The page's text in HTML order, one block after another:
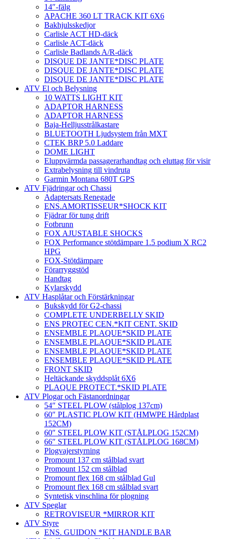
14″-fälg
APACHE 360 LT TRACK KIT 6X6
Bakhjulsskedjor
Carlisle ACT HD-däck
Carlisle ACT-däck
Carlisle Badlands A/R-däck
DISQUE DE JANTE*DISC PLATE
DISQUE DE JANTE*DISC PLATE
DISQUE DE JANTE*DISC PLATE
ATV El och Belysning
10 WATTS LIGHT KIT
ADAPTOR HARNESS
ADAPTOR HARNESS
Baja-Helljusstrålkastare
BLUETOOTH Ljudsystem från MXT
CTEK BRP 5.0 Laddare
DOME LIGHT
Eluppvärmda passagerarhandtag och eluttag för visir
Extrabelysning till vindruta
Garmin Montana 680T GPS
ATV Fjädringar och Chassi
Adaptersats Renegade
ENS.AMORTISSEUR*SHOCK KIT
Fjädrar för tung drift
Fotbrunn
FOX AJUSTABLE SHOCKS
FOX Performance stötdämpare 1.5 podium X RC2
HPG
FOX-Stötdämpare
Förarryggstöd
Handtag
Kylarskydd
ATV Hasplåtar och Förstärkningar
Bukskydd för G2-chassi
COMPLETE UNDERBELLY SKID
ENS PROTEC CEN.*KIT CENT. SKID
ENSEMBLE PLAQUE*SKID PLATE
ENSEMBLE PLAQUE*SKID PLATE
ENSEMBLE PLAQUE*SKID PLATE
ENSEMBLE PLAQUE*SKID PLATE
FRONT SKID
Heltäckande skyddsplåt 6X6
PLAQUE PROTECT.*SKID PLATE
ATV Plogar och Fästanordningar
54″ STEEL PLOW (stålplog 137cm)
60″ PLASTIC PLOW KIT (HMWPE Hårdplast
152CM)
60″ STEEL PLOW KIT (STÅLPLOG 152CM)
66″ STEEL PLOW KIT (STÅLPLOG 168CM)
Plogvajerstyrning
Promount 137 cm stålblad svart
Promount 152 cm stålblad
Promount flex 168 cm stålblad Gul
Promount flex 168 cm stålblad svart
Syntetisk vinschlina för plogning
ATV Speglar
RETROVISEUR *MIRROR KIT
ATV Styre
ENS. GUIDON *KIT HANDLE BAR